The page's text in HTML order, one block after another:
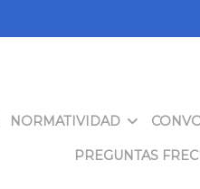
NORMATIVIDAD
PREGUNTAS